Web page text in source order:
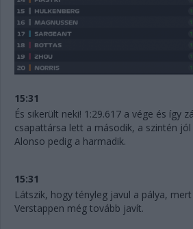
15:31
És sikerült neki! 1:29.617 a vége és így
csapattársa lett a második, a szintén
Alonso pedig a harmadik.
15:31
Látszik, hogy tényleg javul a pálya,
Verstappen még tovább javít.